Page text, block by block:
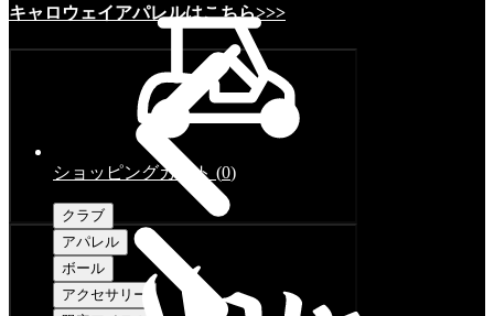
キャロウェイアパレルはこちら>>>
ショッピングカート (0)
クラブ
アパレル
ボール
アクセサリー